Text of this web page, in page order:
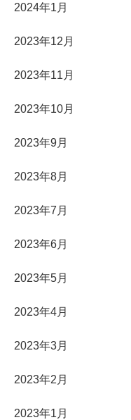
2024年1月
2023年12月
2023年11月
2023年10月
2023年9月
2023年8月
2023年7月
2023年6月
2023年5月
2023年4月
2023年3月
2023年2月
2023年1月